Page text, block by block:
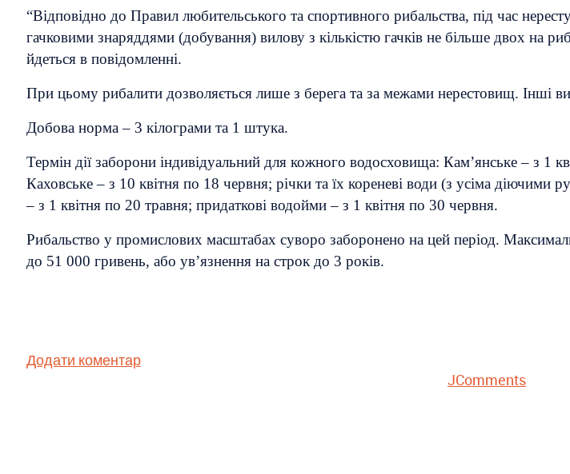
“Відповідно до Правил любительського та спортивного рибальства, під час
гачковими знаряддями (добування) вилову з кількістю гачків не більше двох на
йдеться в повідомленні.
При цьому рибалити дозволяється лише з берега та за межами нерестовищ. Інші
Добова норма – 3 кілограми та 1 штука.
Термін дії заборони індивідуальний для кожного водосховища: Кам’янське – з 1
Каховське – з 10 квітня по 18 червня; річки та їх кореневі води (з усіма
– з 1 квітня по 20 травня; придаткові водойми – з 1 квітня по 30 червня.
Рибальство у промислових масштабах суворо заборонено на цей період.
до 51 000 гривень, або ув’язнення на строк до 3 років.
Додати коментар
JComments